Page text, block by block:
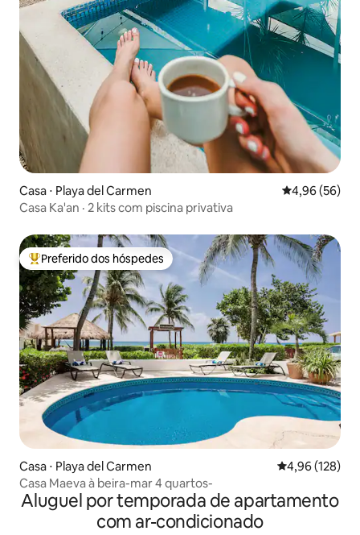
Casa ⋅ Playa del Carmen 4,96 de uma
4,96 (56)
Casa Ka'an · 2 kits com piscina privativa
Entre os melhores preferidos dos hóspedes
Preferido dos hóspedes
Casa ⋅ Playa del Carmen 4,96 de uma
4,96 (128)
Casa Maeva à beira-mar 4 quartos-
Aluguel por temporada de apartamento
com ar-condicionado